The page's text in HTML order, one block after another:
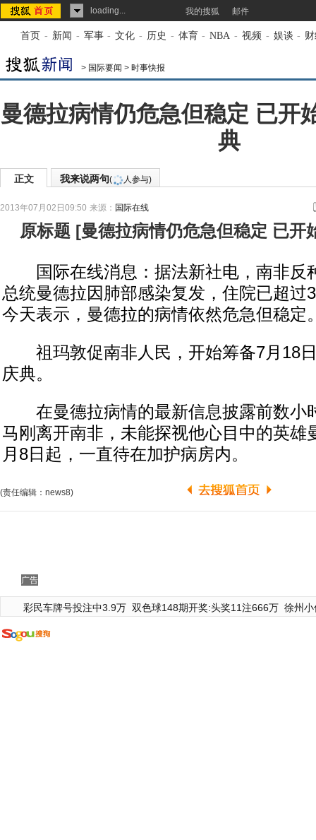
loading... 我的搜狐 邮件
首页 - 新闻 - 军事 - 文化 - 历史 - 体育 - NBA - 视频 - 娱谈 -
> 国际要闻 > 时事快报
曼德拉病情仍危急但稳定 已开
典
正文 我来说两句( 人参与)
2013年07月02日09:50 来源： 国际在线
原标题 [曼德拉病情仍危急但稳定 已开
国际在线消息：据法新社电，南非反
总统曼德拉因肺部感染复发，住院已超过
今天表示，曼德拉的病情依然危急但稳定
祖玛敦促南非人民，开始筹备7月18日
庆典。
在曼德拉病情的最新信息披露前数小
马刚离开南非，未能探视他心目中的英雄
月8日起，一直待在加护病房内。
(责任编辑：news8)
广告
彩民车牌号投注中3.9万 双色球148期开奖:头奖11注666万 徐州